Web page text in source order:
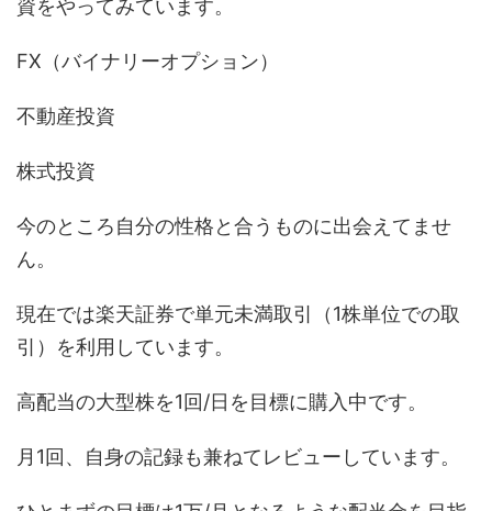
資をやってみています。
FX（バイナリーオプション）
不動産投資
株式投資
今のところ自分の性格と合うものに出会えてませ
ん。
現在では楽天証券で単元未満取引（1株単位での取
引）を利用しています。
高配当の大型株を1回/日を目標に購入中です。
月1回、自身の記録も兼ねてレビューしています。